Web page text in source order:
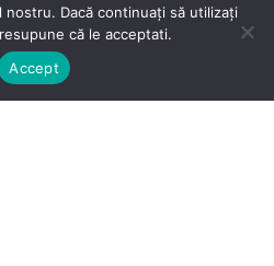
WhatsApp
Dacă continuați să utilizați
că le acceptati.
Accept